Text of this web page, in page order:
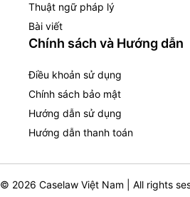
Thuật ngữ pháp lý
Bài viết
Chính sách và Hướng dẫn
Điều khoản sử dụng
Chính sách bảo mật
Hướng dẫn sử dụng
Hướng dẫn thanh toán
© 2026 Caselaw Việt Nam | All rights